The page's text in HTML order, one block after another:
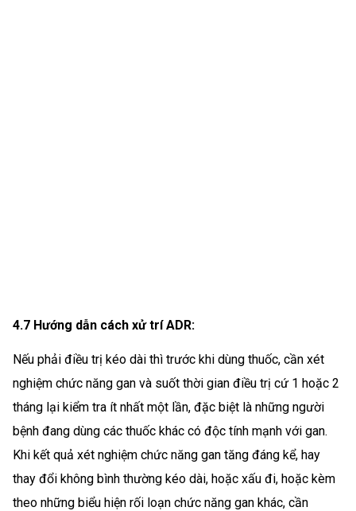
4.7 Hướng dẫn cách xử trí ADR:
Nếu phải điều trị kéo dài thì trước khi dùng thuốc, cần xét
nghiệm chức năng gan và suốt thời gian điều trị cứ 1 hoặc 2
tháng lại kiểm tra ít nhất một lần, đặc biệt là những người
bệnh đang dùng các thuốc khác có độc tính mạnh với gan.
Khi kết quả xét nghiệm chức năng gan tăng đáng kể, hay
thay đổi không bình thường kéo dài, hoặc xấu đi, hoặc kèm
theo những biểu hiện rối loạn chức năng gan khác, cần